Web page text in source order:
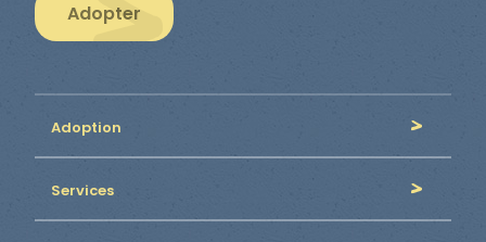
Adopter
Adoption
Services